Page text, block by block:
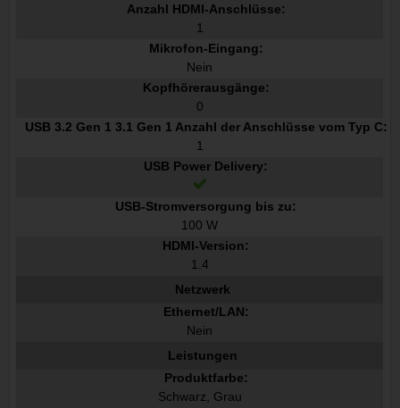
Anzahl HDMI-Anschlüsse:
1
Mikrofon-Eingang:
Nein
Kopfhörerausgänge:
0
USB 3.2 Gen 1 3.1 Gen 1 Anzahl der Anschlüsse vom Typ C:
1
USB Power Delivery:
USB-Stromversorgung bis zu:
100 W
HDMI-Version:
1.4
Netzwerk
Ethernet/LAN:
Nein
Leistungen
Produktfarbe:
Schwarz, Grau